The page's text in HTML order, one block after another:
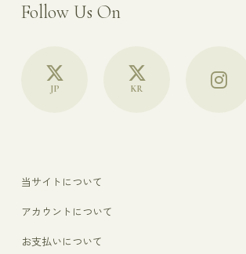
Follow Us On
JP KR
当サイトについて
アカウントについて
お支払いについて